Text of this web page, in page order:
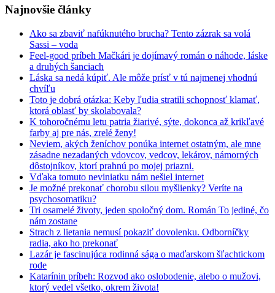
Najnovšie články
Ako sa zbaviť nafúknutého brucha? Tento zázrak sa volá
Sassi – voda
Feel-good príbeh Mačkári je dojímavý román o náhode, láske
a druhých šanciach
Láska sa nedá kúpiť. Ale môže prísť v tú najmenej vhodnú
chvíľu
Toto je dobrá otázka: Keby ľudia stratili schopnosť klamať,
ktorá oblasť by skolabovala?
K tohoročnému letu patria žiarivé, sýte, dokonca až krikľavé
farby aj pre nás, zrelé ženy!
Neviem, akých ženíchov ponúka internet ostatným, ale mne
zásadne nezadaných vdovcov, vedcov, lekárov, námorných
dôstojníkov, ktorí prahnú po mojej priazni.
Vďaka tomuto neviniatku nám nešiel internet
Je možné prekonať chorobu silou myšlienky? Veríte na
psychosomatiku?
Tri osamelé životy, jeden spoločný dom. Román To jediné, čo
nám zostane
Strach z lietania nemusí pokaziť dovolenku. Odborníčky
radia, ako ho prekonať
Lazár je fascinujúca rodinná sága o maďarskom šľachtickom
rode
Katarínin príbeh: Rozvod ako oslobodenie, alebo o mužovi,
ktorý vedel všetko, okrem života!